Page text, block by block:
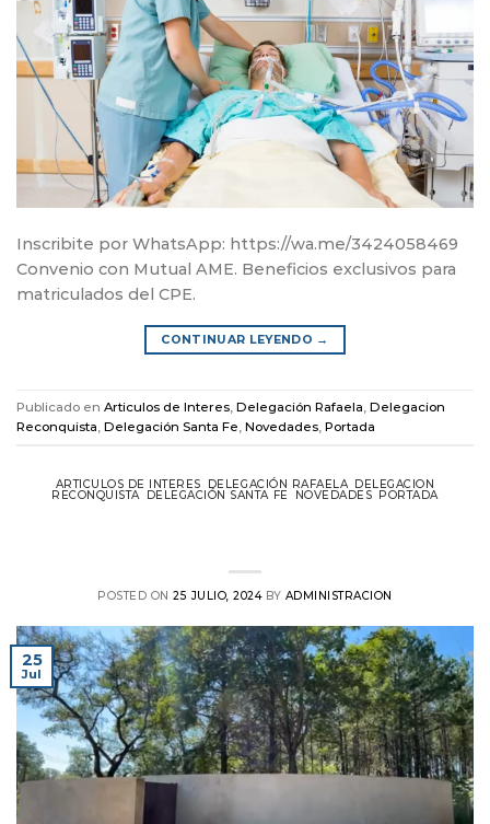
Inscribite por WhatsApp: https://wa.me/3424058469
Convenio con Mutual AME. Beneficios exclusivos para
matriculados del CPE.
CONTINUAR LEYENDO →
Publicado en Articulos de Interes, Delegación Rafaela, Delegacion
Reconquista, Delegación Santa Fe, Novedades, Portada
ARTICULOS DE INTERES DELEGACIÓN RAFAELA DELEGACION
RECONQUISTA, DELEGACIÓN SANTA FE NOVEDADES PORTADA
POSTED ON25 JULIO, 2024 BY ADMINISTRACION
25
Jul